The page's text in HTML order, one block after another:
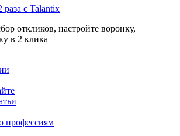
раза с Talantix
откликов, настройте воронку,
в 2 клика
профессиям